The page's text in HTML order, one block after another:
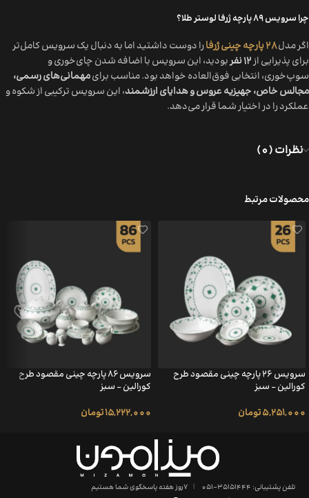
چرا سرویس 89 پارچه ژرفا لوستر طلا؟
اگر مدل28 پارچه چینی ژرفا
را دوست داشتید اما به دنبال یک سرویس کامل‌تر
برای پذیرایی از12 نفر
بودید، این سرویس با اضافه شدن چای‌خوری و
سوپ‌خوری، انتخابی فوق‌العاده خواهد بود. مناسب برایمهمانی‌های رسمی،
مجالس خاص، جهیزیه عروس و هدایای ارزشمند، این سرویس ترکیبی از شکوه و
عملکرد را در اختیار شما قرار می‌دهد.
نظرات (0)
محصولات مرتبط
سرویس ۲۶ پارچه چینی مقصود طرح
کورالین – سبز
5,251,000تومان
سرویس ۸۶ پارچه چینی مقصود طرح
کورالین – سبز
15,222,000تومان
تلفن پشتیبانی: 35151444-051 |